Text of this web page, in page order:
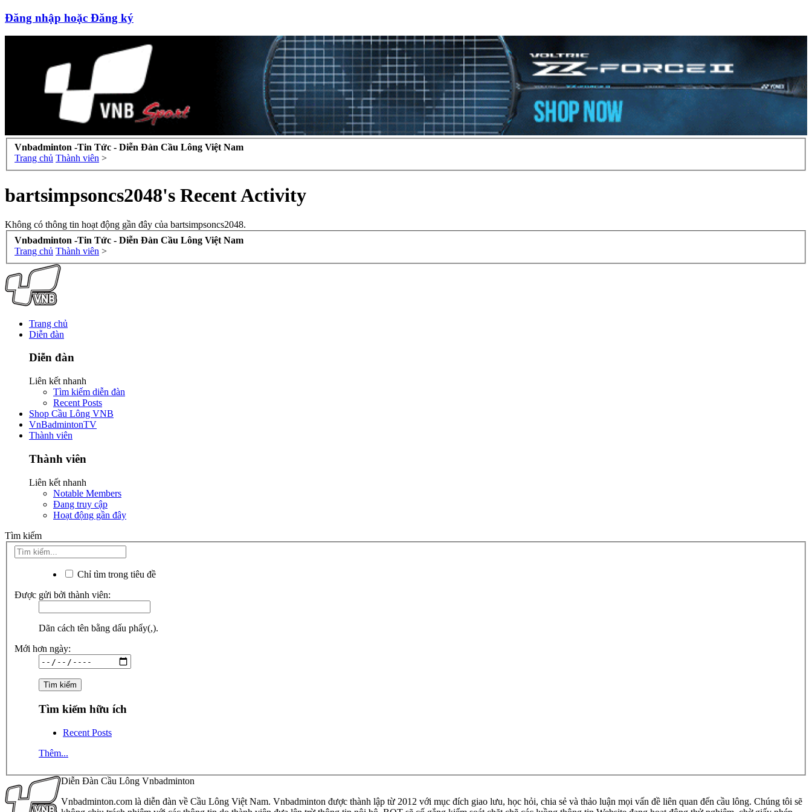
Đăng nhập hoặc Đăng ký
Vnbadminton -Tin Tức - Diễn Đàn Cầu Lông Việt Nam
Trang chủ Thành viên >
bartsimpsoncs2048's Recent Activity
Không có thông tin hoạt động gần đây của bartsimpsoncs2048.
Vnbadminton -Tin Tức - Diễn Đàn Cầu Lông Việt Nam
Trang chủ Thành viên >
Trang chủ
Diễn đàn
Diễn đàn
Liên kết nhanh
Tìm kiếm diễn đàn
Recent Posts
Shop Cầu Lông VNB
VnBadmintonTV
Thành viên
Thành viên
Liên kết nhanh
Notable Members
Đang truy cập
Hoạt động gần đây
Tìm kiếm
Chỉ tìm trong tiêu đề
Được gửi bởi thành viên:
Dãn cách tên bằng dấu phẩy(,).
Mới hơn ngày:
Tìm kiếm hữu ích
Recent Posts
Thêm...
Diễn Đàn Cầu Lông Vnbadminton
Vnbadminton.com là diễn đàn về Cầu Lông Việt Nam. Vnbadminton được thành lập từ 2012 với mục đích giao lưu, học hỏi, chia sẻ và thảo luận mọi vấn đề liên quan đến cầu lông. Chúng tôi sẽ